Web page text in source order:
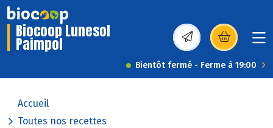
Biocoop Lunesol
Paimpol (s’ouvre dans une
Bientôt fermé - Ferme à 19:00
Accueil
Toutes nos recettes